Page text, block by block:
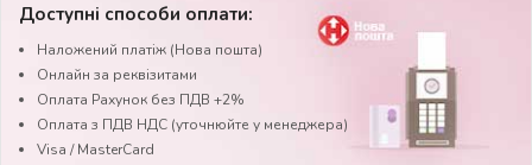
Доступні способи оплати:
Наложений платіж (Нова пошта)
Онлайн за реквізитами
Оплата Рахунок без ПДВ +2%
Оплата з ПДВ НДС (уточнюйте у менеджера)
Visa / MasterCard